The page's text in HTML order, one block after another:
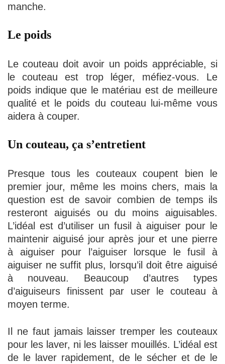
manche.
Le poids
Le couteau doit avoir un poids appréciable, si
le couteau est trop léger, méfiez-vous. Le
poids indique que le matériau est de meilleure
qualité et le poids du couteau lui-même vous
aidera à couper.
Un couteau, ça s’entretient
Presque tous les couteaux coupent bien le
premier jour, même les moins chers, mais la
question est de savoir combien de temps ils
resteront aiguisés ou du moins aiguisables.
L’idéal est d’utiliser un fusil à aiguiser pour le
maintenir aiguisé jour après jour et une pierre
à aiguiser pour l’aiguiser lorsque le fusil à
aiguiser ne suffit plus, lorsqu’il doit être aiguisé
à nouveau. Beaucoup d’autres types
d’aiguiseurs finissent par user le couteau à
moyen terme.
Il ne faut jamais laisser tremper les couteaux
pour les laver, ni les laisser mouillés. L’idéal est
de le laver rapidement, de le sécher et de le